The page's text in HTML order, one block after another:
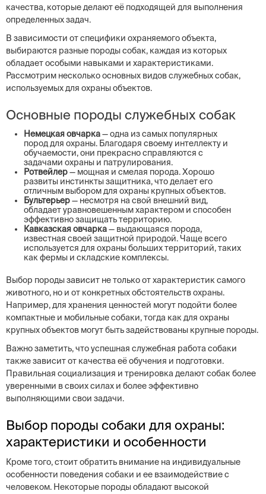
качества, которые делают её подходящей для выполнения
определенных задач.
В зависимости от специфики охраняемого объекта,
выбираются разные породы собак, каждая из которых
обладает особыми навыками и характеристиками.
Рассмотрим несколько основных видов служебных собак,
используемых для охраны объектов.
Основные породы служебных собак
Немецкая овчарка— одна из самых популярных
пород для охраны. Благодаря своему интеллекту и
обучаемости, они прекрасно справляются с
задачами охраны и патрулирования.
Ротвейлер— мощная и смелая порода. Хорошо
развиты инстинкты защитника, что делает его
отличным выбором для охраны крупных объектов.
Бультерьер— несмотря на свой внешний вид,
обладает уравновешенным характером и способен
эффективно защищать территорию.
Кавказская овчарка— выдающаяся порода,
известная своей защитной природой. Чаще всего
используется для охраны больших территорий, таких
как фермы и складские комплексы.
Выбор породы зависит не только от характеристик самого
животного, но и от конкретных обстоятельств охраны.
Например, для хранения ценностей могут подойти более
компактные и мобильные собаки, тогда как для охраны
крупных объектов могут быть задействованы крупные породы.
Важно заметить, что успешная служебная работа собаки
также зависит от качества её обучения и подготовки.
Правильная социализация и тренировка делают собак более
уверенными в своих силах и более эффективно
выполняющими свои задачи.
Выбор породы собаки для охраны:
характеристики и особенности
Кроме того, стоит обратить внимание на индивидуальные
особенности поведения собаки и ее взаимодействие с
человеком. Некоторые породы обладают высокой